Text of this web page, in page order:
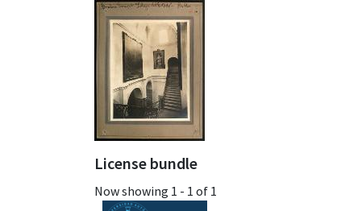
License bundle
Now showing 1 - 1 of 1